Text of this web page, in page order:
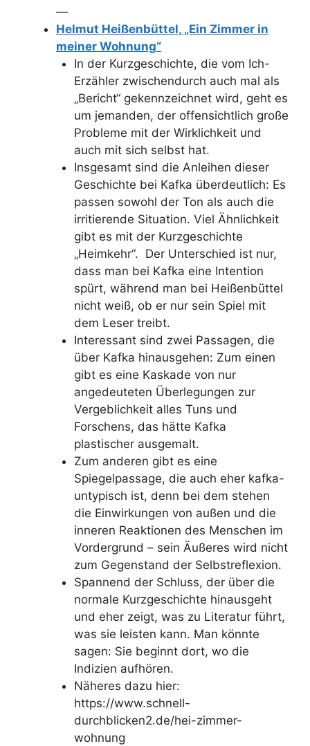
—
Helmut Heißenbüttel, „Ein Zimmer in
meiner Wohnung“
In der Kurzgeschichte, die vom Ich-
Erzähler zwischendurch auch mal als
„Bericht“ gekennzeichnet wird, geht es
um jemanden, der offensichtlich große
Probleme mit der Wirklichkeit und
auch mit sich selbst hat.
Insgesamt sind die Anleihen dieser
Geschichte bei Kafka überdeutlich: Es
passen sowohl der Ton als auch die
irritierende Situation. Viel Ähnlichkeit
gibt es mit der Kurzgeschichte
„Heimkehr“. Der Unterschied ist nur,
dass man bei Kafka eine Intention
spürt, während man bei Heißenbüttel
nicht weiß, ob er nur sein Spiel mit
dem Leser treibt.
Interessant sind zwei Passagen, die
über Kafka hinausgehen: Zum einen
gibt es eine Kaskade von nur
angedeuteten Überlegungen zur
Vergeblichkeit alles Tuns und
Forschens, das hätte Kafka
plastischer ausgemalt.
Zum anderen gibt es eine
Spiegelpassage, die auch eher kafka-
untypisch ist, denn bei dem stehen
die Einwirkungen von außen und die
inneren Reaktionen des Menschen im
Vordergrund – sein Äußeres wird nicht
zum Gegenstand der Selbstreflexion.
Spannend der Schluss, der über die
normale Kurzgeschichte hinausgeht
und eher zeigt, was zu Literatur führt,
was sie leisten kann. Man könnte
sagen: Sie beginnt dort, wo die
Indizien aufhören.
Näheres dazu hier:
https://www.schnell-
durchblicken2.de/hei-zimmer-
wohnung